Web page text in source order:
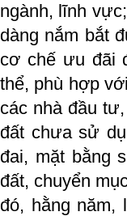
ngành, lĩnh
dàng nắm bắt
cơ chế ưu đãi
thể, phù hợp
các nhà đầu
đất chưa sử
đai, mặt bằng
đất, chuyển
đó, hằng năm,